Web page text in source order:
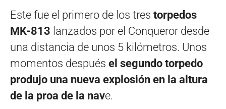
Este fue el primero de los tres torpedos
MK-813 ​ lanzados por el Conqueror desde
una distancia de unos 5 kilómetros. Unos
momentos después el segundo torpedo
produjo una nueva explosión en la altura
de la proa de la nave.